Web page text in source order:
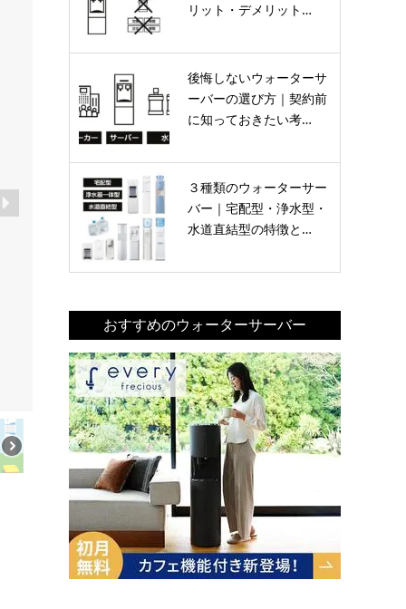
廃棄可能なワンウェイボトル
ワンウェイウォーターのsmartの水ボトルは、使うたび
収縮するワンウェイボトルなので、使用後は小さくな
リット・デメリット…
後悔しないウォーターサ
ーバーの選び方｜契約前
に知っておきたい考…
３種類のウォーターサー
バー｜宅配型・浄水型・
水道直結型の特徴と…
おすすめのウォーターサーバー